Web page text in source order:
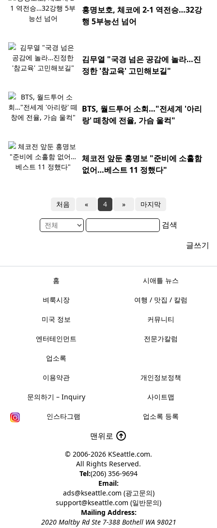
홍명보호, 체코에 2-1 역전승…32강
행 5부능선 넘어
김무열 "국경 넘은 공감에 놀라…진
정한 '참교육' 고민해보길"
BTS, 월드투어 소회…"전세계 '아리
랑' 떼창에 전율, 가슴 울컥"
체코전 앞둔 홍명보 "준비에 소홀함
없어…베스트 11 정했다"
처음 « 4 » 마지막
검색
글쓰기
홈 시애틀 뉴스
벼룩시장 여행 / 맛집 / 칼럼
미국 정보 커뮤니티
엔터테인먼트 전문가칼럼
업소록
이용약관 개인정보정책
문의하기 – Inquiry 사이트맵
인스타그램 업소록 등록
맨위로
© 2006-2026 KSeattle.com.
All Rights Reserved.
Tel:(206) 356-9694
Email:
ads@kseattle.com (광고문의)
support@kseattle.com (일반문의)
Mailing Address:
2020 Maltby Rd Ste 7-388 Bothell WA 98021